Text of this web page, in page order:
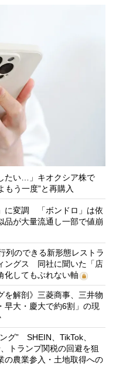
たい…」キオクシア株で
もう一度”と再購入
に変調 「ボンドロ」は依
品が大量流通し一部で値崩
列のできる新形態レストラ
ングス 同社に聞いた「店
化してもぶれない軸
を解剖》三菱商事、三井物
早大・慶大で約6割」の現
グ” SHEIN、TikTok、
トランプ関税の回避を狙
農業参入・土地取得への